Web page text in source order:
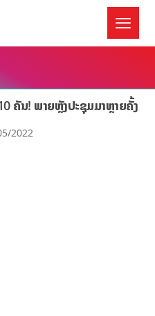
ຄັນ! ພາຍຫຼັງປະຊຸມມາຫຼາຍຄັ້ງ
2022